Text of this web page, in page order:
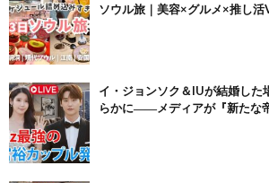
ソウル旅｜美容×グルメ×推し
イ・ジョンソク＆IUが結婚した
らかに――メディアが『新たな